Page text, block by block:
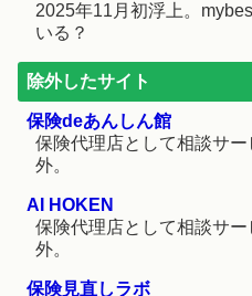
2025年11月初浮上。
いる？
除外したサイト
保険deあんしん館
保険代理店として相談サ
外。
AI HOKEN
保険代理店として相談サ
外。
保険見直しラボ